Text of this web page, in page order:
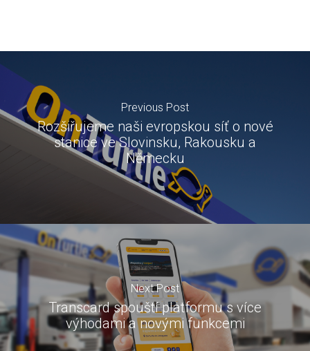
Previous Post
Rozšiřujeme naši evropskou síť o nové
stanice ve Slovinsku, Rakousku a
Německu
Next Post
Transcard spouští platformu s více
výhodami a novými funkcemi